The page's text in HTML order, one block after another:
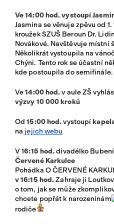
Ve 14:00 hod. vystoupí
Jasmina se věnuje zpěvu od
kroužek SZUŠ Beroun Dr.
Novákové. Navštěvuje místní
Několikrát vystoupila na
Chýni. Tento rok se účastní
kde postoupila do semifinále.
Ve14:00 hod.v aule ZŠ
výzvy 10 000 kroků
Od15:00 hod.vystoupí
na jejich webu
V 16:15 hod.divadélko
Červené Karkulce
Pohádka O ČERVENÉ
v 16:15 hod.Zahraje ji
o tom, jak se může
chcete popřát k narozeninám
rodiče